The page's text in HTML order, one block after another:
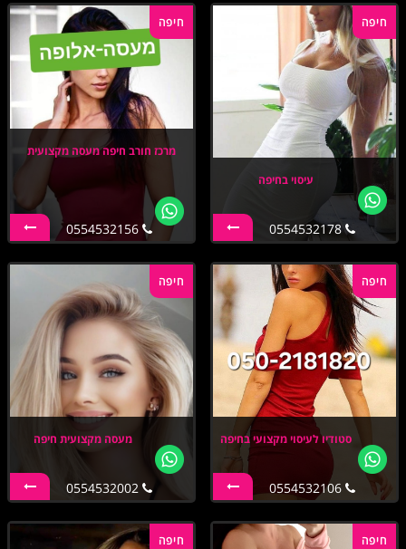
חיפה
עיסוי בחיפה
0554532178
חיפה
מרכז חורב חיפה מעסה מקצועית
0554532156
חיפה
סטודיו לעיסוי מקצועי בחיפה
0554532106
חיפה
מעסה מקצועית חיפה
0554532002
חיפה חיפה